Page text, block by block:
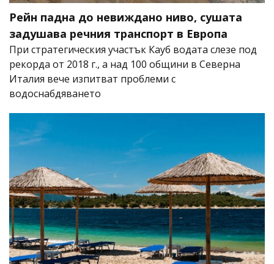
Рейн падна до невиждано ниво, сушата
задушава речния транспорт в Европа
При стратегическия участък Кауб водата слезе под
рекорда от 2018 г., а над 100 общини в Северна
Италия вече изпитват проблеми с
водоснабдяването